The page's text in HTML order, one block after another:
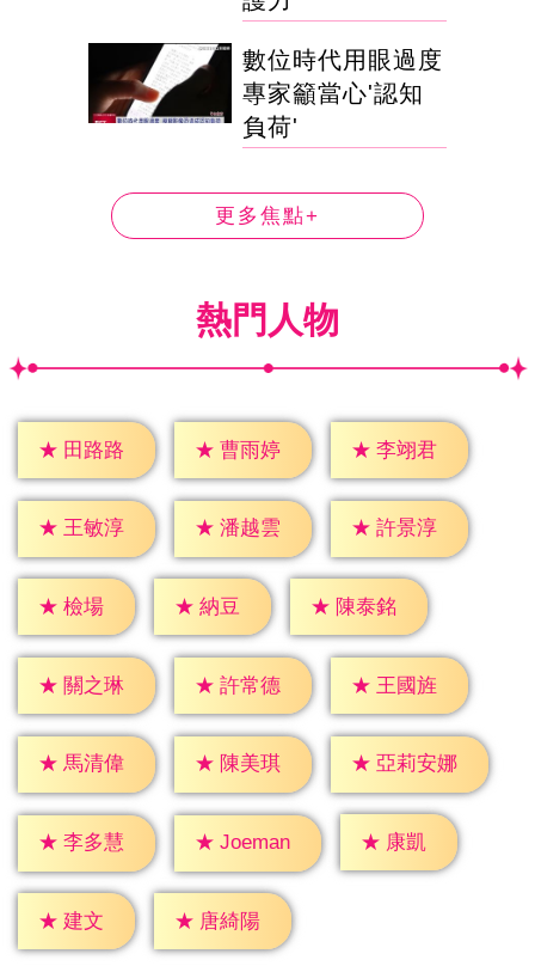
數位時代用眼過度
專家籲當心'認知
負荷'
更多焦點+
熱門人物
★ 田路路 ★ 曹雨婷 ★ 李翊君
★ 王敏淳 ★ 潘越雲 ★ 許景淳
★ 檢場 ★ 納豆 ★ 陳泰銘
★ 關之琳 ★ 許常德 ★ 王國旌
★ 馬清偉 ★ 陳美琪 ★ 亞莉安娜
★ 李多慧 ★ Joeman ★ 康凱
★ 建文 ★ 唐綺陽